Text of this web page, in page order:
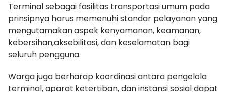
Terminal sebagai fasilitas transportasi umum pada
prinsipnya harus memenuhi standar pelayanan yang
mengutamakan aspek kenyamanan, keamanan,
kebersihan,aksebilitasi, dan keselamatan bagi
seluruh pengguna.
Warga juga berharap koordinasi antara pengelola
terminal, aparat ketertiban, dan instansi sosial dapat